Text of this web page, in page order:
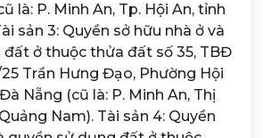
là: P. Minh An, Tp. Hội An, tỉnh
sản 3: Quyền sở hữu nhà ở và
ở thuộc thửa đất số 35, TBĐ
Trần Hưng Đạo, Phường Hội
Nẵng (cũ là: P. Minh An, Thị
Nam). Tài sản 4: Quyền